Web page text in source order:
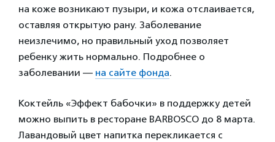
на коже возникают пузыри, и кожа отслаивается,
оставляя открытую рану. Заболевание
неизлечимо, но правильный уход позволяет
ребенку жить нормально. Подробнее о
заболевании — на сайте фонда.
Коктейль «Эффект бабочки» в поддержку детей
можно выпить в ресторане BARBOSCO до 8 марта.
Лавандовый цвет напитка перекликается с